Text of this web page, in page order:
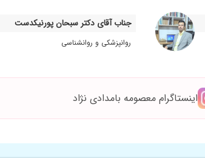
جناب آقای دکتر سبحان پورنیکدست
روانپزشکی و روانشناسی
اینستاگرام معصومه بامدادی نژاد